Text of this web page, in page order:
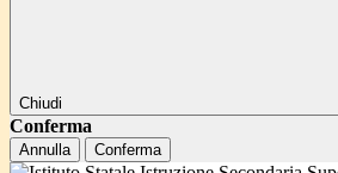
Chiudi
Conferma
Annulla Conferma